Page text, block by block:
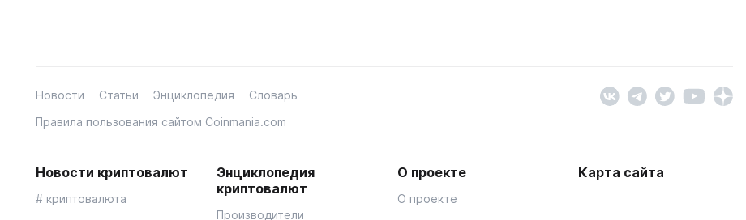
Новости Статьи Энциклопедия
Словарь
Правила пользования сайтом Coinmania.com
Новости криптовалют
# криптовалюта
Энциклопедия
криптовалют
Производители
О проекте
О проекте
Карта сайта